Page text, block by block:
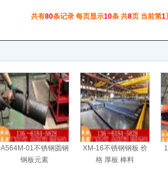
共有80条记录 每页显示10条 共8页 当前第1
A564M-01不锈钢圆钢
钢板元素
XM-16不锈钢钢板 价
格 厚板 棒料